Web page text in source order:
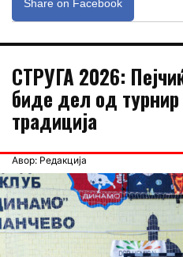
Share on Facebook
СТРУГА 2026:
биде дел од
традиција
Авор: Редакција